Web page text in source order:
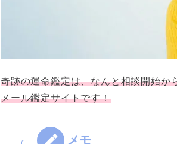
奇跡の運命鑑定は、なんと相談開始か
メール鑑定サイトです！